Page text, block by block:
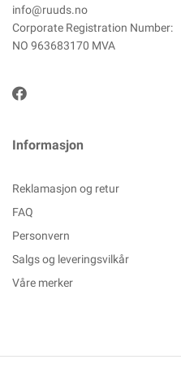
info@ruuds.no
Corporate Registration Number:
NO 963683170 MVA
Informasjon
Reklamasjon og retur
FAQ
Personvern
Salgs og leveringsvilkår
Våre merker